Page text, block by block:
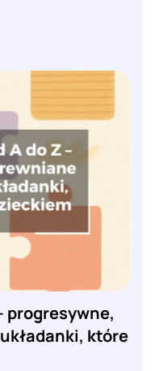
progresywne,
które